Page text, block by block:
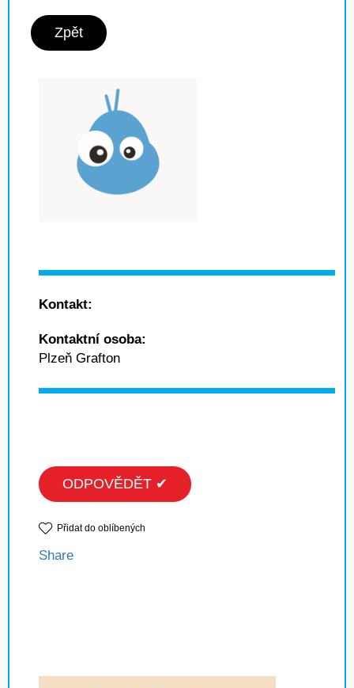
Zpět
Kontakt:
Kontaktní osoba:
Plzeň Grafton
ODPOVĚDĚT ✔
Přidat do oblíbených
Share